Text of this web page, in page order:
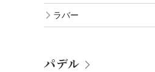
ラバー
パデル